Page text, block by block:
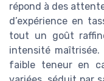
répond à des
d’expérience en
tout un goût
intensité
faible teneur en